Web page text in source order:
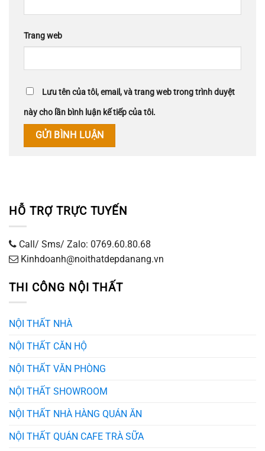
Trang web
Lưu tên của tôi, email, và trang web trong trình duyệt
này cho lần bình luận kế tiếp của tôi.
HỖ TRỢ TRỰC TUYẾN
Call/ Sms/ Zalo: 0769.60.80.68
Kinhdoanh@noithatdepdanang.vn
THI CÔNG NỘI THẤT
NỘI THẤT NHÀ
NỘI THẤT CĂN HỘ
NỘI THẤT VĂN PHÒNG
NỘI THẤT SHOWROOM
NỘI THẤT NHÀ HÀNG QUÁN ĂN
NỘI THẤT QUÁN CAFE TRÀ SỮA